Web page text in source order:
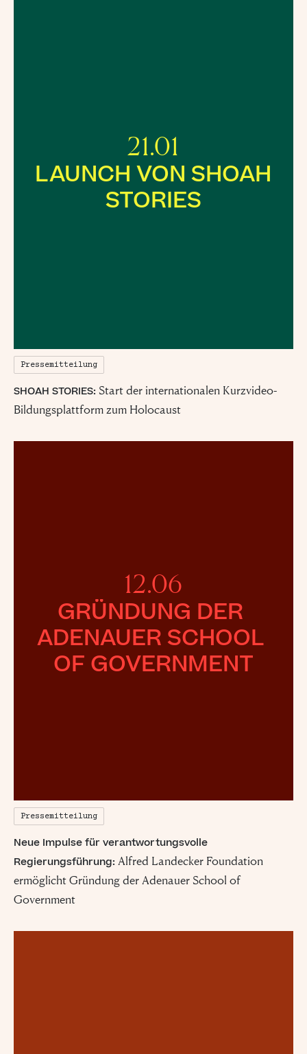
21.01
LAUNCH VON SHOAH
STORIES
Pressemitteilung
SHOAH STORIES: Start der internationalen Kurzvideo-
Bildungsplattform zum Holocaust
12.06
GRÜNDUNG DER
ADENAUER SCHOOL
OF GOVERNMENT
Pressemitteilung
Neue Impulse für verantwortungsvolle
Regierungsführung: Alfred Landecker Foundation
ermöglicht Gründung der Adenauer School of
Government